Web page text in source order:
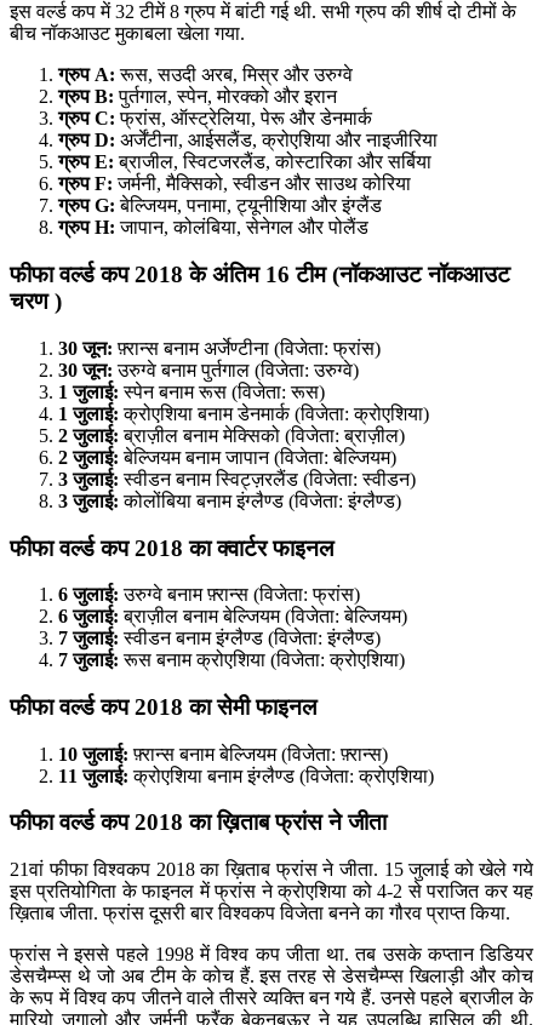
इस वर्ल्ड कप में 32 टीमें 8 ग्रुप में बांटी गई थी. सभी ग्रुप की शीर्ष दो टीमों के
बीच नॉकआउट मुकाबला खेला गया.
ग्रुप A: रूस, सउदी अरब, मिस्र और उरुग्वे
ग्रुप B: पुर्तगाल, स्पेन, मोरक्को और इरान
ग्रुप C: फ्रांस, ऑस्ट्रेलिया, पेरू और डेनमार्क
ग्रुप D: अर्जेंटीना, आईसलैंड, क्रोएशिया और नाइजीरिया
ग्रुप E: ब्राजील, स्विटजरलैंड, कोस्टारिका और सर्बिया
ग्रुप F: जर्मनी, मैक्सिको, स्वीडन और साउथ कोरिया
ग्रुप G: बेल्जियम, पनामा, ट्यूनीशिया और इंग्लैंड
ग्रुप H: जापान, कोलंबिया, सेनेगल और पोलैंड
फीफा वर्ल्ड कप 2018 के अंतिम 16 टीम (नॉकआउट नॉकआउट
चरण )
30 जून: फ़्रान्स बनाम अर्जेण्टीना (विजेता: फ्रांस)
30 जून: उरुग्वे बनाम पुर्तगाल (विजेता: उरुग्वे)
1 जुलाई: स्पेन बनाम रूस (विजेता: रूस)
1 जुलाई: क्रोएशिया बनाम डेनमार्क (विजेता: क्रोएशिया)
2 जुलाई: ब्राज़ील बनाम मेक्सिको (विजेता: ब्राज़ील)
2 जुलाई: बेल्जियम बनाम जापान (विजेता: बेल्जियम)
3 जुलाई: स्वीडन बनाम स्विट्ज़रलैंड (विजेता: स्वीडन)
3 जुलाई: कोलोंबिया बनाम इंग्लैण्ड (विजेता: इंग्लैण्ड)
फीफा वर्ल्ड कप 2018 का क्वार्टर फाइनल
6 जुलाई: उरुग्वे बनाम फ़्रान्स (विजेता: फ्रांस)
6 जुलाई: ब्राज़ील बनाम बेल्जियम (विजेता: बेल्जियम)
7 जुलाई: स्वीडन बनाम इंग्लैण्ड (विजेता: इंग्लैण्ड)
7 जुलाई: रूस बनाम क्रोएशिया (विजेता: क्रोएशिया)
फीफा वर्ल्ड कप 2018 का सेमी फाइनल
10 जुलाई: फ़्रान्स बनाम बेल्जियम (विजेता: फ़्रान्स)
11 जुलाई: क्रोएशिया बनाम इंग्लैण्ड (विजेता: क्रोएशिया)
फीफा वर्ल्ड कप 2018 का ख़िताब फ्रांस ने जीता
21वां फीफा विश्वकप 2018 का ख़िताब फ्रांस ने जीता. 15 जुलाई को खेले गये
इस प्रतियोगिता के फाइनल में फ्रांस ने क्रोएशिया को 4-2 से पराजित कर यह
ख़िताब जीता. फ्रांस दूसरी बार विश्वकप विजेता बनने का गौरव प्राप्त किया.
फ्रांस ने इससे पहले 1998 में विश्व कप जीता था. तब उसके कप्तान डिडियर
डेसचैम्प्स थे जो अब टीम के कोच हैं. इस तरह से डेसचैम्प्स खिलाड़ी और कोच
के रूप में विश्व कप जीतने वाले तीसरे व्यक्ति बन गये हैं. उनसे पहले ब्राजील के
मारियो जगालो और जर्मनी फ्रैंक बेकनबऊर ने यह उपलब्धि हासिल की थी.